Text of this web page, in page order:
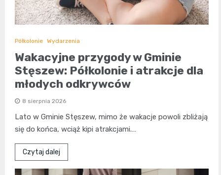
Półkolonie Wydarzenia
Wakacyjne przygody w Gminie
Stęszew: Półkolonie i atrakcje dla
młodych odkrywców
8 sierpnia 2026
Lato w Gminie Stęszew, mimo że wakacje powoli zbliżają
się do końca, wciąż kipi atrakcjami.…
Czytaj dalej